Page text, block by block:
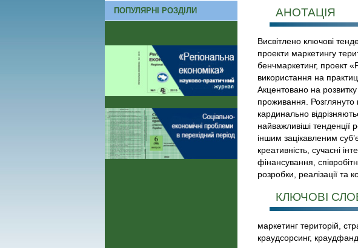
ПОПУЛЯРНІ РОЗДІЛИ АНОТАЦІЯ
Висвітлено ключові
проекти маркетингу
бенчмаркетинг, проект
використання на
Акцентовано на розвитку
проживання. Розглянуто
кардинально
найважливіші тенденції
іншим зацікавленим
креативність, сучасні
фінансування,
розробки, реалізації та
КЛЮЧОВІ
маркетинг територій,
краудсорсинг,